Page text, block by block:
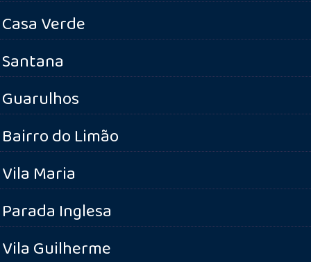
Casa Verde
Santana
Guarulhos
Bairro do Limão
Vila Maria
Parada Inglesa
Vila Guilherme